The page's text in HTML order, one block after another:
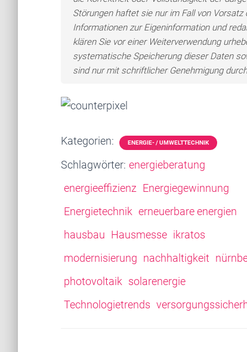
Störungen haftet sie nur im Fall von
Informationen zur Eigeninformation und
klären Sie vor einer Weiterverwendung
systematische Speicherung dieser Daten
sind nur mit schriftlicher Genehmigung
Kategorien: ENERGIE- / UMWELTTECHNIK
Schlagwörter: energieberatung
energieeffizienz Energiegewinnung
Energietechnik erneuerbare energien
hausbau Hausmesse ikratos
modernisierung nachhaltigkeit
photovoltaik solarenergie
Technologietrends